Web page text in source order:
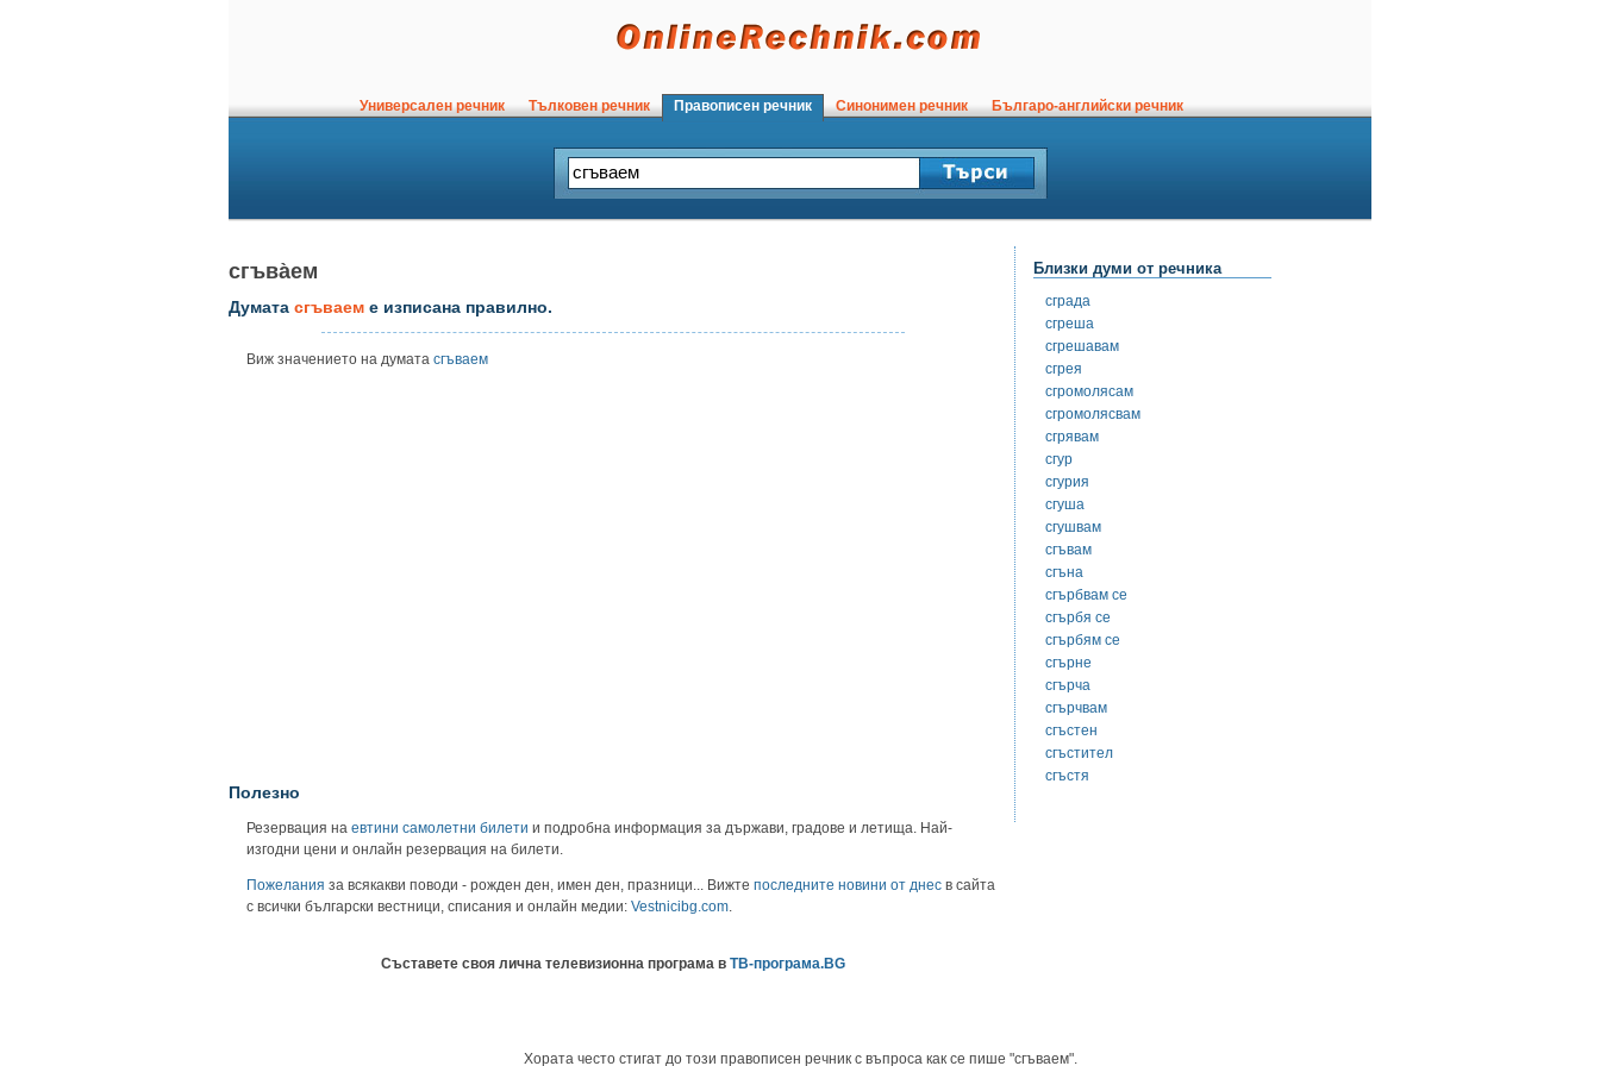
Универсален речник Тълковен речник Правописен речник Синонимен речник Българо-английски речник
сгъва̀ем
Думата сгъваем е изписана правилно.
Виж значението на думата сгъваем
Полезно
Резервация на евтини самолетни билети и подробна информация за държави, градове и летища. Най-
изгодни цени и онлайн резервация на билети.
Пожелания за всякакви поводи - рожден ден, имен ден, празници... Вижте последните новини от днес в сайта
с всички български вестници, списания и онлайн медии: Vestnicibg.com.
Съставете своя лична телевизионна програма в ТВ-програма.BG
Близки думи от речника
сграда
сгреша
сгрешавам
сгрея
сгромолясам
сгромолясвам
сгрявам
сгур
сгурия
сгуша
сгушвам
сгъвам
сгъна
сгърбвам се
сгърбя се
сгърбям се
сгърне
сгърча
сгърчвам
сгъстен
сгъстител
сгъстя
Хората често стигат до този правописен речник с въпроса как се пише "сгъваем".